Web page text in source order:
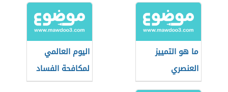
ما هو التمييز
العنصري
اليوم العالمي
لمكافحة الفساد